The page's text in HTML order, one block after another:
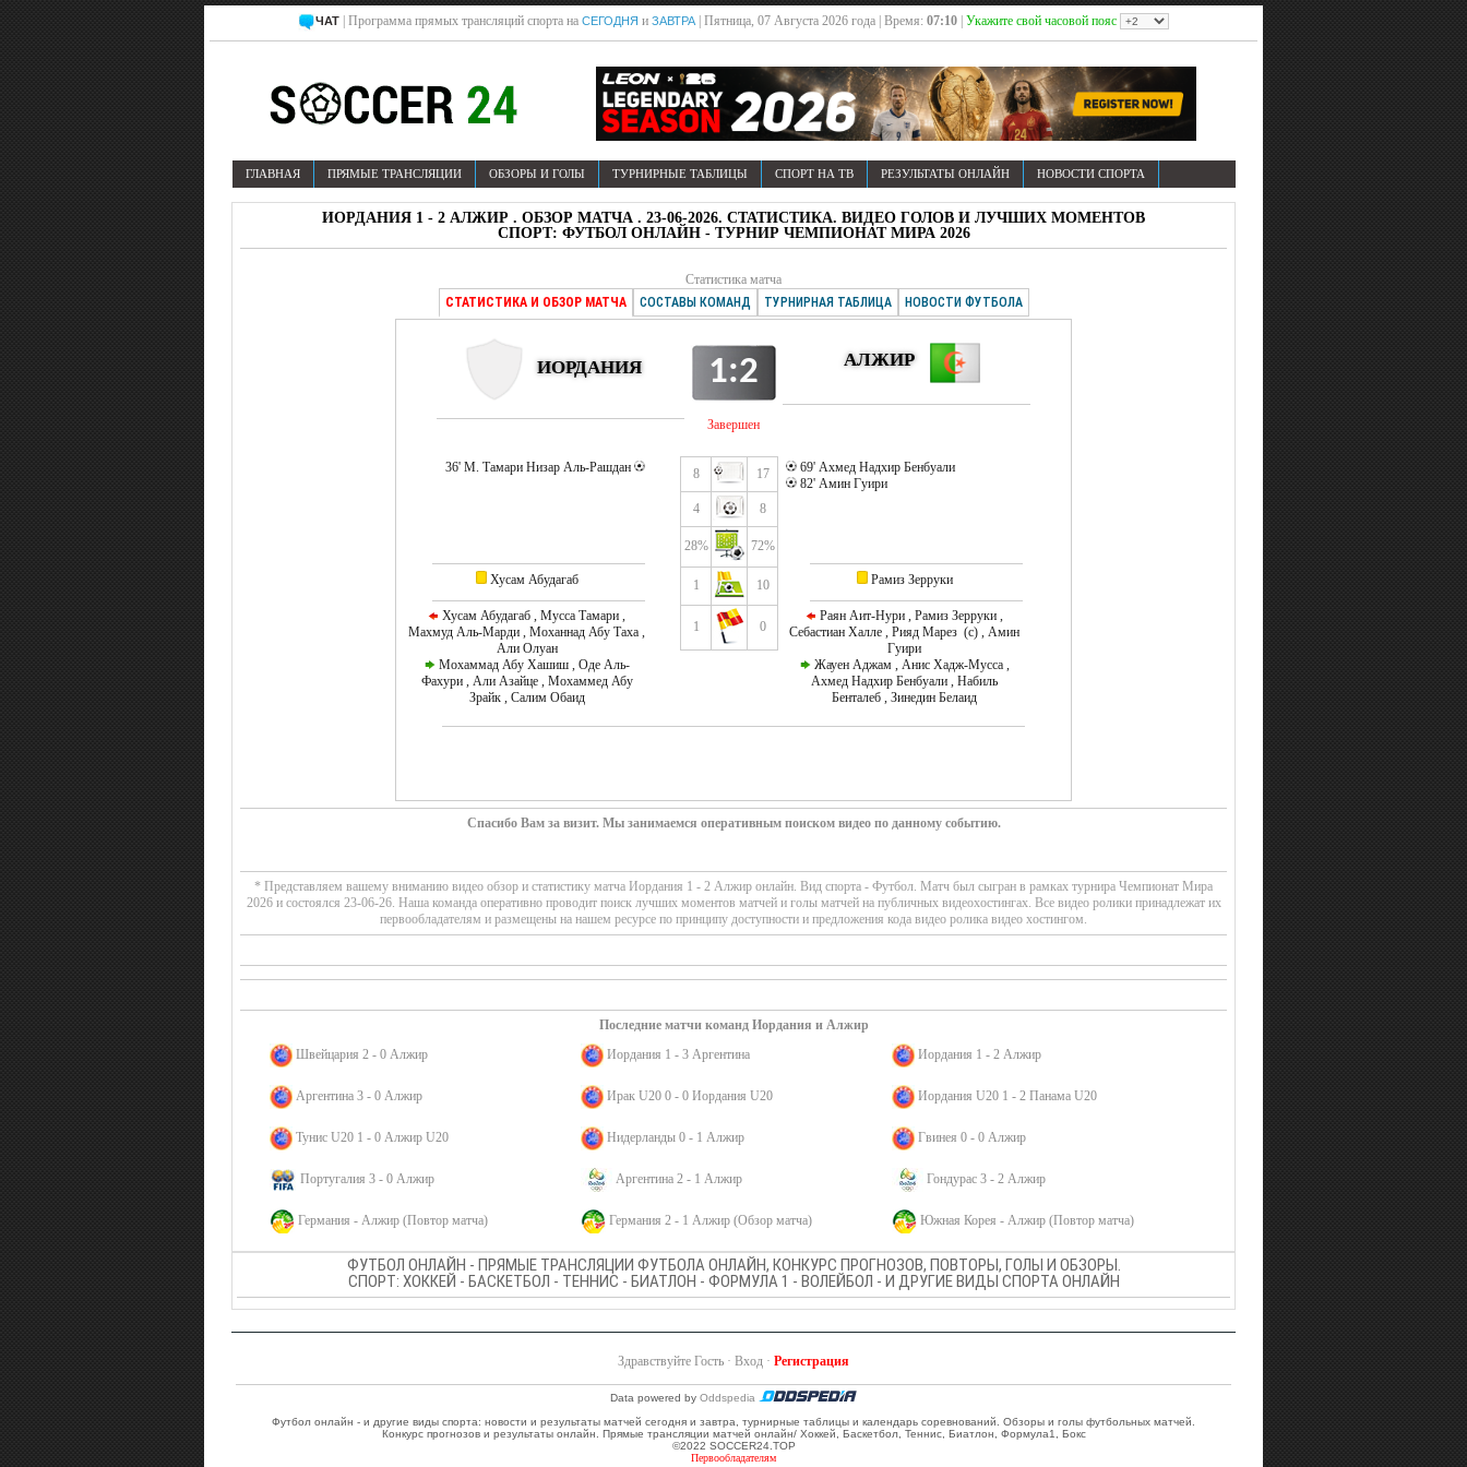
ЧАТ | Программа прямых трансляций спорта на СЕГОДНЯ и ЗАВТРА| Пятница, 07 Августа 2026 года | Время: 07:10 Укажите свой часовой пояс
ГЛАВНАЯ ПРЯМЫЕ ТРАНСЛЯЦИИ ОБЗОРЫ И ГОЛЫ ТУРНИРНЫЕ ТАБЛИЦЫ СПОРТ НА ТВ РЕЗУЛЬТАТЫ ОНЛАЙН НОВОСТИ СПОРТА
ИОРДАНИЯ 1 - 2 АЛЖИР . ОБЗОР МАТЧА . 23-06-2026. СТАТИСТИКА. ВИДЕО ГОЛОВ И ЛУЧШИХ МОМЕНТОВ
СПОРТ: ФУТБОЛ ОНЛАЙН - ТУРНИР ЧЕМПИОНАТ МИРА 2026
Статистика матча
СТАТИСТИКА И ОБЗОР МАТЧА
СОСТАВЫ КОМАНД ТУРНИРНАЯ ТАБЛИЦА НОВОСТИ ФУТБОЛА
ИОРДАНИЯ 1:2
Завершен
АЛЖИР
36' М. Тамари Низар Аль-Рашдан
Хусам Абудагаб
Хусам Абудагаб , Мусса Тамари ,
Махмуд Аль-Марди , Моханнад Абу Таха ,
Али Олуан
Мохаммад Абу Хашиш , Оде Аль-
Фахури , Али Азайце , Мохаммед Абу
Зрайк , Салим Обаид
8 17
4 8
28% 72%
1 10
1 0
69' Ахмед Надхир Бенбуали
82' Амин Гуири
Рамиз Зерруки
Раян Аит-Нури , Рамиз Зерруки ,
Себастиан Халле , Рияд Марез (c) , Амин
Гуири
Жауен Аджам , Анис Хадж-Мусса ,
Ахмед Надхир Бенбуали , Набиль
Бенталеб , Зинедин Белаид
Спасибо Вам за визит. Мы занимаемся оперативным поиском видео по данному событию.
* Представляем вашему вниманию видео обзор и статистику матча Иордания 1 - 2 Алжир онлайн. Вид спорта - Футбол. Матч был сыгран в рамках турнира Чемпионат Мира
2026 и состоялся 23-06-26. Наша команда оперативно проводит поиск лучших моментов матчей и голы матчей на публичных видеохостингах. Все видео ролики принадлежат их
первообладателям и размещены на нашем ресурсе по принципу доступности и предложения кода видео ролика видео хостингом.
Последние матчи команд Иордания и Алжир
Швейцария 2 - 0 Алжир
Иордания 1 - 3 Аргентина Иордания 1 - 2 Алжир
Аргентина 3 - 0 Алжир Ирак U20 0 - 0 Иордания U20 Иордания U20 1 - 2 Панама U20
Тунис U20 1 - 0 Алжир U20 Нидерланды 0 - 1 Алжир Гвинея 0 - 0 Алжир
Португалия 3 - 0 Алжир Аргентина 2 - 1 Алжир Гондурас 3 - 2 Алжир
Германия - Алжир (Повтор матча) Германия 2 - 1 Алжир (Обзор матча) Южная Корея - Алжир (Повтор матча)
ФУТБОЛ ОНЛАЙН - ПРЯМЫЕ ТРАНСЛЯЦИИ ФУТБОЛА ОНЛАЙН, КОНКУРС ПРОГНОЗОВ, ПОВТОРЫ, ГОЛЫ И ОБЗОРЫ.
СПОРТ: ХОККЕЙ - БАСКЕТБОЛ - ТЕННИС - БИАТЛОН - ФОРМУЛА 1 - ВОЛЕЙБОЛ - И ДРУГИЕ ВИДЫ СПОРТА ОНЛАЙН
Здравствуйте Гость · Вход · Регистрация
Data powered by Oddspedia
Футбол онлайн - и другие виды спорта: новости и результаты матчей сегодня и завтра, турнирные таблицы и календарь соревнований. Обзоры и голы футбольных матчей.
Конкурс прогнозов и результаты онлайн. Прямые трансляции матчей онлайн/ Хоккей, Баскетбол, Теннис, Биатлон, Формула1, Бокс
©2022 SOCCER24.TOP
Первообладателям